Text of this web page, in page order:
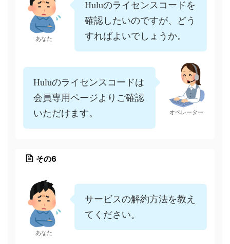
あなた
Huluのライセンスコードを
確認したいのですが、どう
すればよいでしょうか。
Huluのライセンスコードは
会員専用ページよりご確認
いただけます。
オペレーター
その6
あなた
サービスの解約方法を教え
てください。